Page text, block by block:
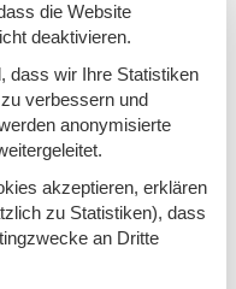
die Website
deaktivieren.
dass wir Ihre Statistiken
verbessern und
anonymisierte
akzeptieren, erklären
zu Statistiken), dass
an Dritte